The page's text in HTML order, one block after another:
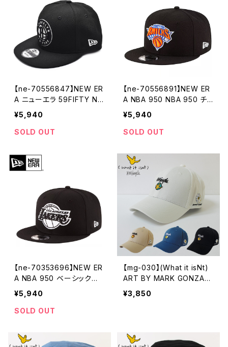
【ne-70556847】NEW ER
A ニューエラ 59FIFTY NB
A ブルックリン・ネッツ ブラ
ック キャップ キャップ メン
ズ レディース キャップ
¥5,940
SOLD OUT
【ne-70556891】NEW ER
A NBA 950 NBA 950 チ
ーム カラー フラットバイザ
ー ニューエラ バスケットボ
ール バスケ キャップ メンズ
ックス
¥5,940
SOLD OUT
【ne-70353696】NEW ER
A NBA 950 ベーシックロ
ゴスナップバック-LA LAKE
RS フラットバイザー ニュー
エラ バスケットボール バス
ス キャップ
¥5,940
SOLD OUT
【mg-030】(What it isNt)
ART BY MARK GONZALE
S マークゴンザレス 刺繍 ベ
ースボールキャップ アイボ
おしゃれ 人気 安い ブランド
通勤 通学 買い物 カジュア
¥3,850